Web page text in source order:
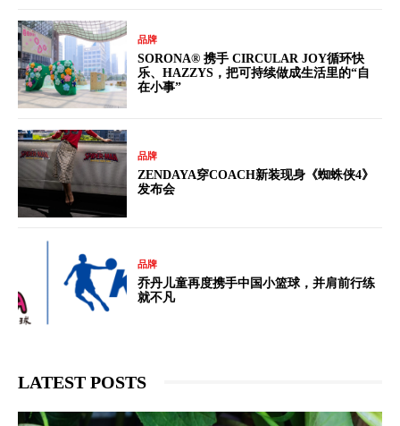
品牌
SORONA® 携手 CIRCULAR JOY循环快
乐、HAZZYS，把可持续做成生活里的“自
在小事”
品牌
ZENDAYA穿COACH新装现身《蜘蛛侠4》
发布会
品牌
乔丹儿童再度携手中国小篮球，并肩前行练
就不凡
LATEST POSTS